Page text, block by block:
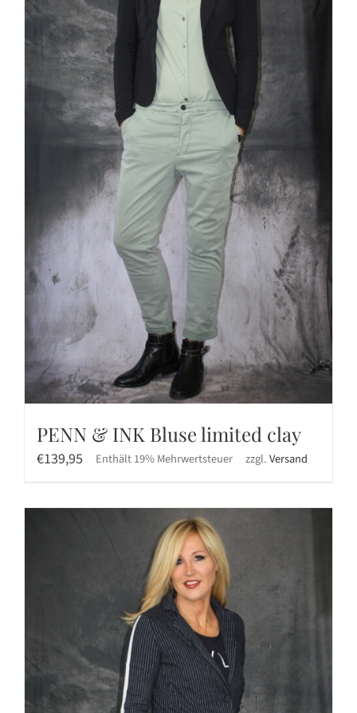
PENN & INK Bluse limited clay
€139,95 Enthält 19% Mehrwertsteuer zzgl.Versand